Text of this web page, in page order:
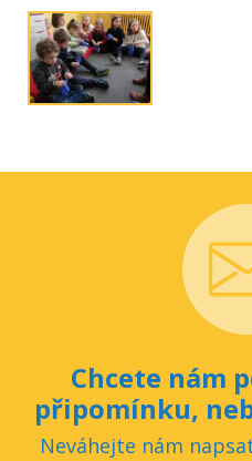
Chcete nám
připomínku,
Neváhejte nám